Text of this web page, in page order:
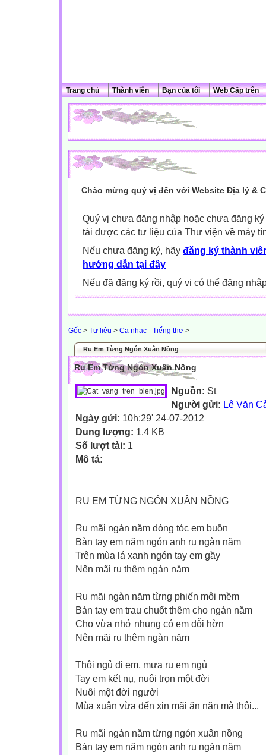
Trang chủ Thành viên Bạn của tôi Web Cấp trên
Chào mừng quý vị đến với Website Địa lý &
Quý vị chưa đăng nhập hoặc chưa đăng
tải được các tư liệu của Thư viện về máy
Nếu chưa đăng ký, hãy đăng ký thành
hướng dẫn tại đây
Nếu đã đăng ký rồi, quý vị có thể đăng
Gốc > Tư liệu > Ca nhạc - Tiếng thơ >
Ru Em Từng Ngón Xuân Nồng
Ru Em Từng Ngón Xuân Nồng
Nguồn: St
Người gửi: Lê Văn
Ngày gửi: 10h:29' 24-07-2012
Dung lượng: 1.4 KB
Số lượt tải: 1
Mô tả:
RU EM TỪNG NGÓN XUÂN NỒNG
Ru mãi ngàn năm dòng tóc em buồn
Bàn tay em năm ngón anh ru ngàn năm
Trên mùa lá xanh ngón tay em gầy
Nên mãi ru thêm ngàn năm
Ru mãi ngàn năm từng phiến môi mềm
Bàn tay em trau chuốt thêm cho ngàn năm
Cho vừa nhớ nhung có em dỗi hờn
Nên mãi ru thêm ngàn năm
Thôi ngủ đi em, mưa ru em ngủ
Tay em kết nụ, nuôi trọn một đời
Nuôi một đời người
Mùa xuân vừa đến xin mãi ăn năn mà thôi...
Ru mãi ngàn năm từng ngón xuân nồng
Bàn tay em năm ngón anh ru ngàn năm